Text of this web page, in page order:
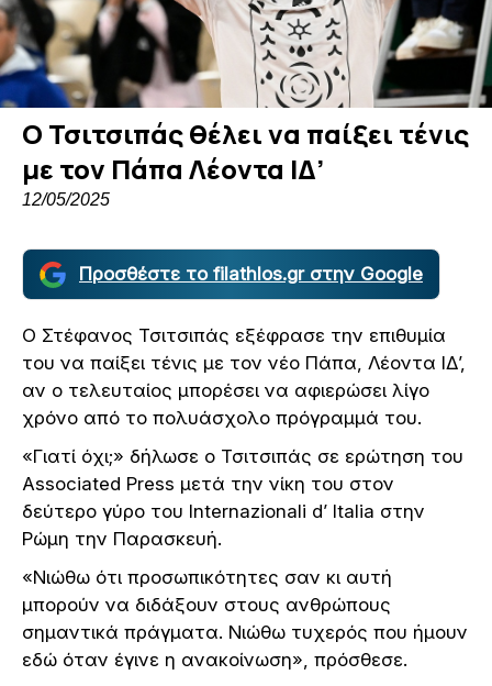
Ο Τσιτσιπάς θέλει να παίξει τένις
με τον Πάπα Λέοντα ΙΔ’
12/05/2025
Προσθέστε το filathlos.gr στην Google
Ο Στέφανος Τσιτσιπάς εξέφρασε την επιθυμία
του να παίξει τένις με τον νέο Πάπα, Λέοντα ΙΔ’,
αν ο τελευταίος μπορέσει να αφιερώσει λίγο
χρόνο από το πολυάσχολο πρόγραμμά του.
«Γιατί όχι;» δήλωσε ο Τσιτσιπάς σε ερώτηση του
Associated Press μετά την νίκη του στον
δεύτερο γύρο του Internazionali d’ Italia στην
Ρώμη την Παρασκευή.
«Νιώθω ότι προσωπικότητες σαν κι αυτή
μπορούν να διδάξουν στους ανθρώπους
σημαντικά πράγματα. Νιώθω τυχερός που ήμουν
εδώ όταν έγινε η ανακοίνωση», πρόσθεσε.